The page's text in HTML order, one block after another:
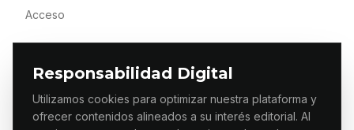
Responsabilidad Digital
Utilizamos cookies para optimizar nuestra plataforma y
ofrecer contenidos alineados a su interés editorial. Al
Acceso
© 2026 ES PRIMERA MX. ALGUNOS DERECHOS